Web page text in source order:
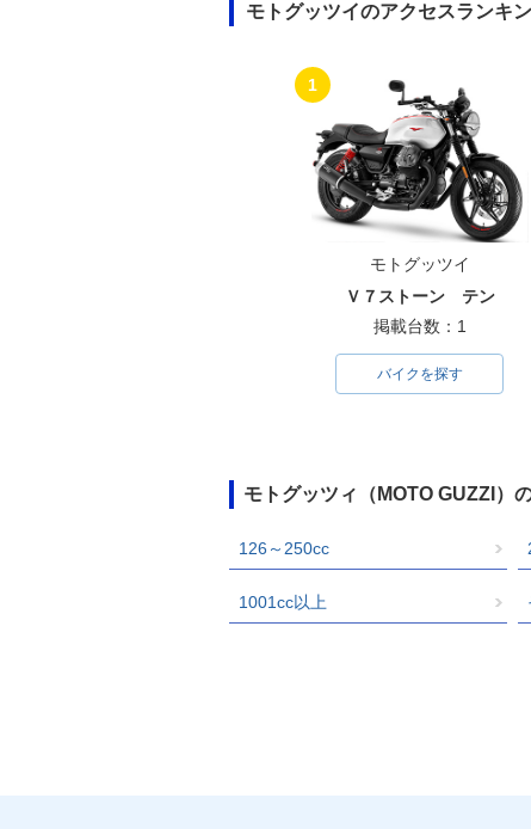
モトグッツイのアクセスランキ
1
モトグッツイ
Ｖ７ストーン テン
掲載台数：1
バイクを探す
モトグッツィ（MOTO GUZZI）
126～250cc
1001cc以上